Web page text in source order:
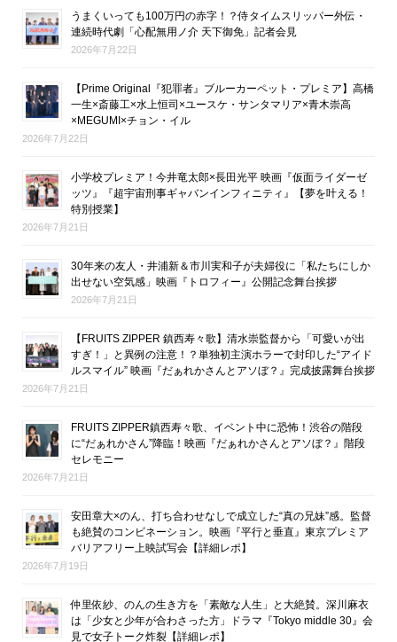
うまくいっても100万円の赤字！？侍タイムスリッパー外伝・
連続時代劇「心配無用ノ介 天下御免」記者会見
2026年7月22日
【Prime Original『犯罪者』ブルーカーペット・プレミア】高橋
一生×斎藤工×水上恒司×ユースケ・サンタマリア×青木崇高
×MEGUMI×チョン・イル
2026年7月22日
小学校プレミア！今井竜太郎×長田光平 映画『仮面ライダーゼ
ッツ』『超宇宙刑事ギャバンインフィニティ』【夢を叶える！
特別授業】
2026年7月21日
30年来の友人・井浦新＆市川実和子が夫婦役に「私たちにしか
出せない空気感」映画『トロフィー』公開記念舞台挨拶
2026年7月21日
【FRUITS ZIPPER 鎮西寿々歌】清水崇監督から「可愛いが出
すぎ！」と異例の注意！？単独初主演ホラーで封印した“アイド
ルスマイル” 映画『だぁれかさんとアソぼ？』完成披露舞台挨拶
2026年7月21日
FRUITS ZIPPER鎮西寿々歌、イベント中に恐怖！渋谷の階段
に“だぁれかさん”降臨！映画『だぁれかさんとアソぼ？』階段
セレモニー
2026年7月21日
安田章大×のん、打ち合わせなしで成立した“真の兄妹”感。監督
も絶賛のコンビネーション。映画『平行と垂直』東京プレミア
バリアフリー上映試写会【詳細レポ】
2026年7月19日
仲里依紗、のんの生き方を「素敵な人生」と大絶賛。深川麻衣
は「少女と少年が合わさった方」ドラマ『Tokyo middle 30』会
見で女子トーク炸裂【詳細レポ】